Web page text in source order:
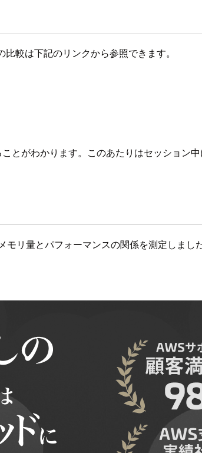
較は下記のリンクから参照できます。
とがわかります。このあたりはセッション
リ量とパフォーマンスの関係を測定しました